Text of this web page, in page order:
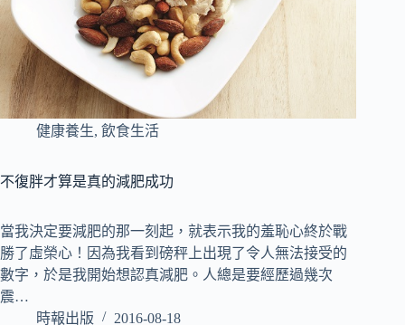
健康養生, 飲食生活
不復胖才算是真的減肥成功
當我決定要減肥的那一刻起，就表示我的羞恥心終於戰
勝了虛榮心！因為我看到磅秤上出現了令人無法接受的
數字，於是我開始想認真減肥。人總是要經歷過幾次
震…
時報出版
2016-08-18